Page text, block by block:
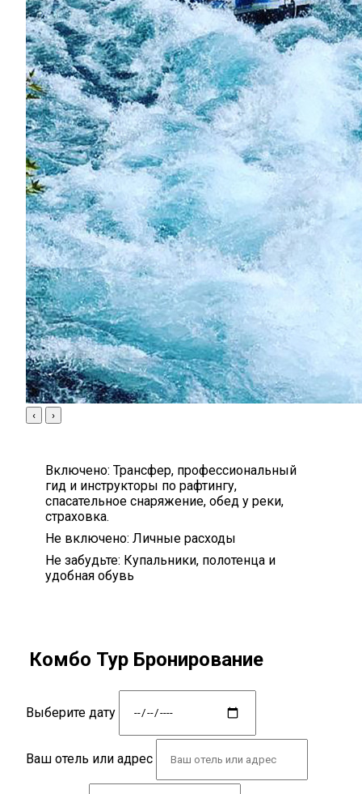
‹ ›
Включено: Трансфер, профессиональный
гид и инструкторы по рафтингу,
спасательное снаряжение, обед у реки,
страховка.
Не включено: Личные расходы
Не забудьте: Купальники, полотенца и
удобная обувь
Комбо Тур Бронирование
Выберите дату
Ваш отель или адрес